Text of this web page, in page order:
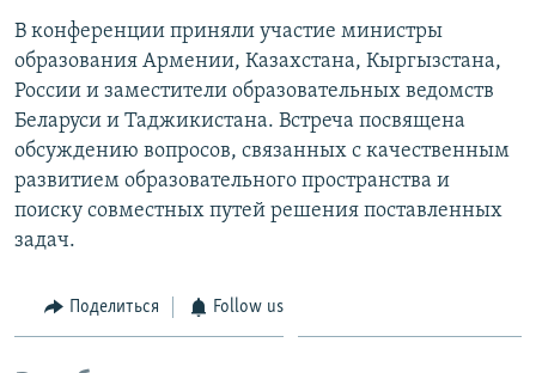
В конференции приняли участие министры
образования Армении, Казахстана, Кыргызстана,
России и заместители образовательных ведомств
Беларуси и Таджикистана. Встреча посвящена
обсуждению вопросов, связанных с качественным
развитием образовательного пространства и
поиску совместных путей решения поставленных
задач.
Поделиться Follow us